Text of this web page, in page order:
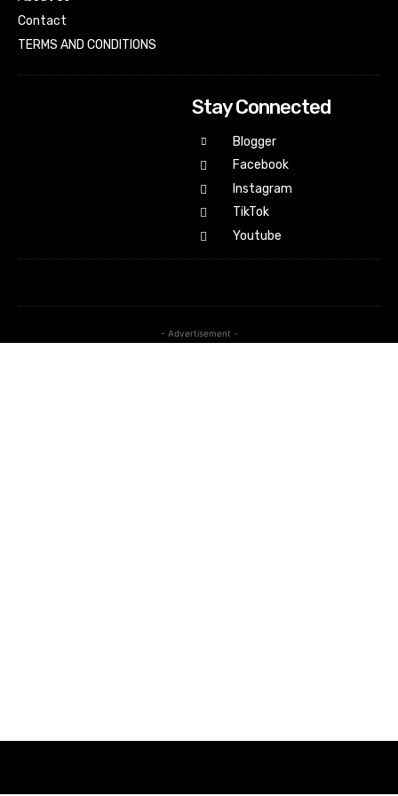
Contact
TERMS AND CONDITIONS
Stay Connected
Blogger
Facebook
Instagram
TikTok
Youtube
- Advertisement -